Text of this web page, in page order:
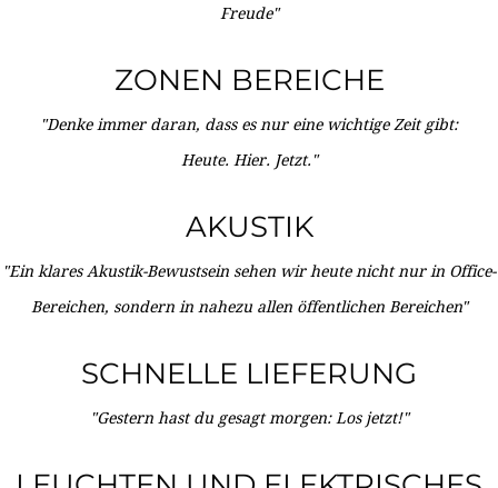
Freude"
ZONEN BEREICHE
"Denke immer daran, dass es nur eine wichtige Zeit gibt:
Heute. Hier. Jetzt."
AKUSTIK
"Ein klares Akustik-Bewustsein sehen wir heute nicht nur in Office-
Bereichen, sondern in nahezu allen öffentlichen Bereichen"
SCHNELLE LIEFERUNG
"Gestern hast du gesagt morgen: Los jetzt!"